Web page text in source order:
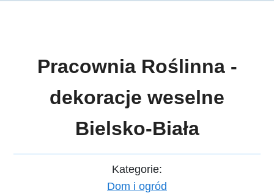
Pracownia Roślinna -
dekoracje weselne
Bielsko-Biała
Kategorie:
Dom i ogród